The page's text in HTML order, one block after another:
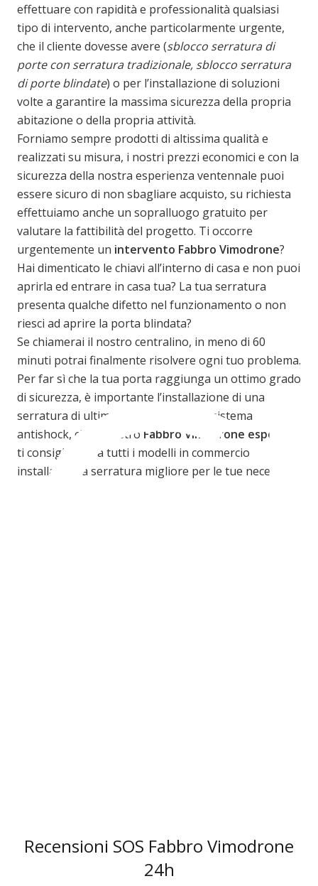
effettuare con rapidità e professionalità qualsiasi
tipo di intervento, anche particolarmente urgente,
che il cliente dovesse avere (sblocco serratura di
porte con serratura tradizionale, sblocco serratura
di porte blindate) o per l’installazione di soluzioni
volte a garantire la massima sicurezza della propria
abitazione o della propria attività.
Forniamo sempre prodotti di altissima qualità e
realizzati su misura, i nostri prezzi economici e con la
sicurezza della nostra esperienza ventennale puoi
essere sicuro di non sbagliare acquisto, su richiesta
effettuiamo anche un sopralluogo gratuito per
valutare la fattibilità del progetto. Ti occorre
urgentemente un intervento Fabbro Vimodrone?
Hai dimenticato le chiavi all’interno di casa e non puoi
aprirla ed entrare in casa tua? La tua serratura
presenta qualche difetto nel funzionamento o non
riesci ad aprire la porta blindata?
Se chiamerai il nostro centralino, in meno di 60
minuti potrai finalmente risolvere ogni tuo problema.
Per far sì che la tua porta raggiunga un ottimo grado
di sicurezza, è importante l’installazione di una
serratura di ultima generazione con sistema
antishock, che il nostro Fabbro Vimodrone esperto
ti consiglierà tra tutti i modelli in commercio
installando la serratura migliore per le tue necessità.
Recensioni SOS Fabbro Vimodrone
24h